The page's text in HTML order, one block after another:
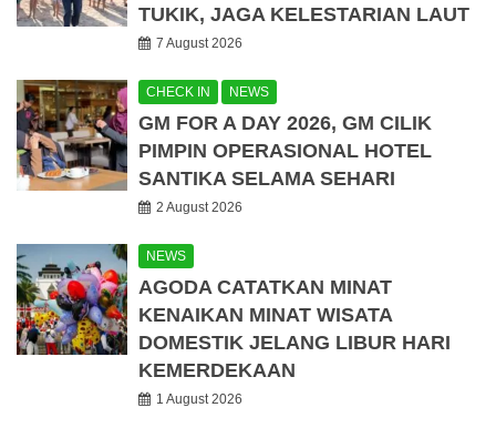
TUKIK, JAGA KELESTARIAN LAUT
7 August 2026
CHECK IN NEWS
GM FOR A DAY 2026, GM CILIK
PIMPIN OPERASIONAL HOTEL
SANTIKA SELAMA SEHARI
2 August 2026
NEWS
AGODA CATATKAN MINAT
KENAIKAN MINAT WISATA
DOMESTIK JELANG LIBUR HARI
KEMERDEKAAN
1 August 2026